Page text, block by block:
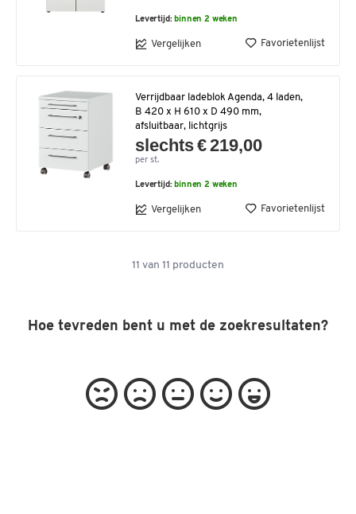
Levertijd: binnen 2 weken
Vergelijken Favorietenlijst
Verrijdbaar ladeblok Agenda, 4 laden,
B 420 x H 610 x D 490 mm,
afsluitbaar, lichtgrijs
slechts € 219,00
per st.
Levertijd: binnen 2 weken
Vergelijken Favorietenlijst
11 van 11 producten
Hoe tevreden bent u met de zoekresultaten?